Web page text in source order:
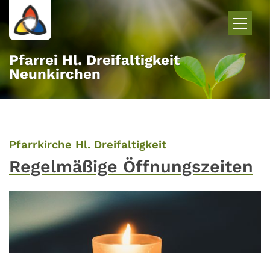
Zum Inhalt springen
Pfarrei Hl. Dreifaltigkeit
Neunkirchen
Pfarrkirche Hl. Dreifaltigkeit:
Regelmäßige Öffnungszeiten